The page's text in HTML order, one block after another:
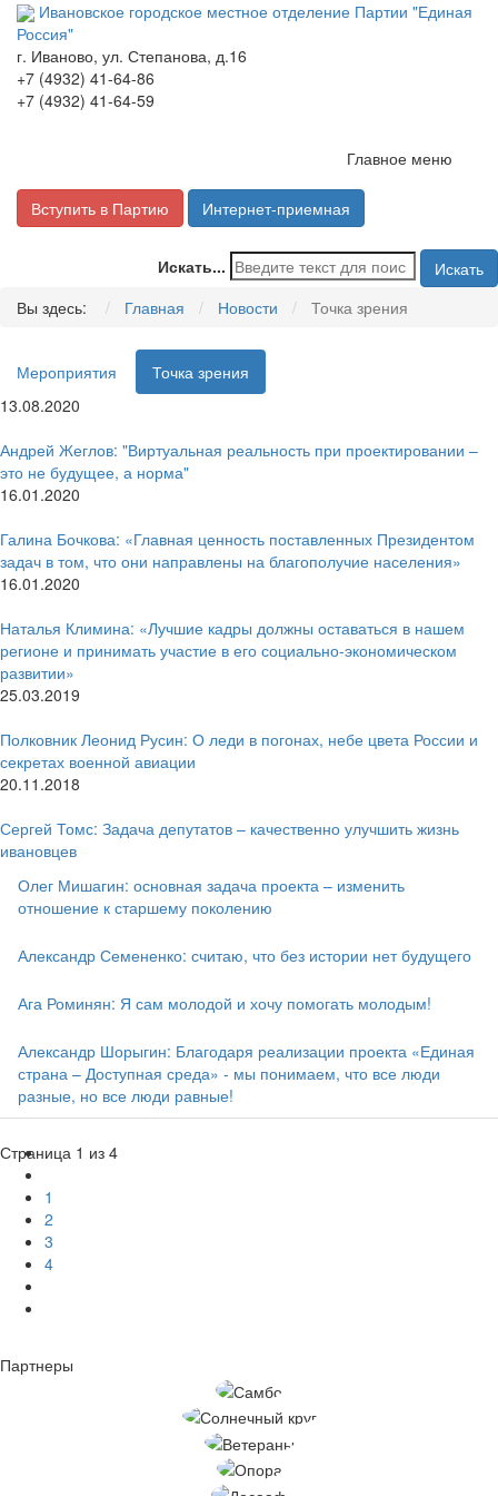
Ивановское городское местное отделение Партии "Единая
Россия"
г. Иваново, ул. Степанова, д.16
+7 (4932) 41-64-86
+7 (4932) 41-64-59
Главное меню
Вступить в Партию Интернет-приемная
Искать...
Искать
Вы здесь:
Главная Новости Точка зрения
Мероприятия
Точка зрения
13.08.2020
Андрей Жеглов: "Виртуальная реальность при проектировании –
это не будущее, а норма"
16.01.2020
Галина Бочкова: «Главная ценность поставленных Президентом
задач в том, что они направлены на благополучие населения»
16.01.2020
Наталья Климина: «Лучшие кадры должны оставаться в нашем
регионе и принимать участие в его социально-экономическом
развитии»
25.03.2019
Полковник Леонид Русин: О леди в погонах, небе цвета России и
секретах военной авиации
20.11.2018
Сергей Томс: Задача депутатов – качественно улучшить жизнь
ивановцев
Олег Мишагин: основная задача проекта – изменить
отношение к старшему поколению
Александр Семененко: считаю, что без истории нет будущего
Ага Роминян: Я сам молодой и хочу помогать молодым!
Александр Шорыгин: Благодаря реализации проекта «Единая
страна – Доступная среда» - мы понимаем, что все люди
разные, но все люди равные!
Страница 1 из 4
1
2
3
4
Партнеры